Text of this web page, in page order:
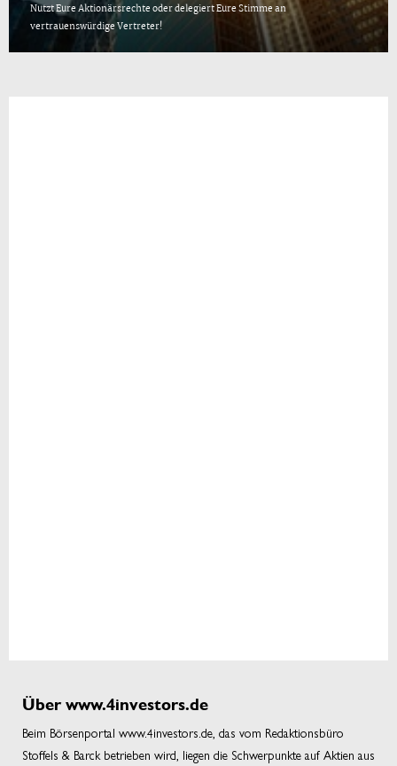
Nutzt Eure Aktionärsrechte oder delegiert Eure Stimme an
vertrauenswürdige Vertreter!
Über www.4investors.de
Beim Börsenportal www.4investors.de, das vom Redaktionsbüro
Stoffels & Barck betrieben wird, liegen die Schwerpunkte auf Aktien aus